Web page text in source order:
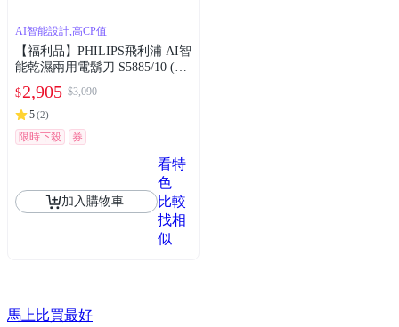
AI智能設計,高CP值
【福利品】PHILIPS飛利浦 AI智
能乾濕兩用電鬍刀 S5885/10 (一
$2,905 $3,090
5(2)
限時下殺 券
加入購物車
看特
色
比較
找相
似
馬上比買最好